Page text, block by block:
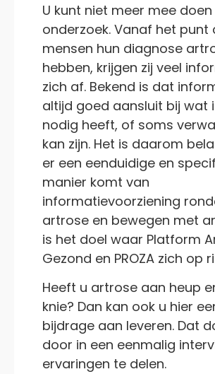
U kunt niet meer mee
onderzoek. Vanaf het punt
mensen hun diagnose
hebben, krijgen zij veel
zich af. Bekend is dat
altijd goed aansluit bij wat
nodig heeft, of soms
kan zijn. Het is daarom
er een eenduidige en
manier komt van
informatievoorziening
artrose en bewegen met
is het doel waar Platform
Gezond en PROZA zich op
Heeft u artrose aan heup
knie? Dan kan ook u hier
bijdrage aan leveren. Dat
door in een eenmalig
ervaringen te delen.